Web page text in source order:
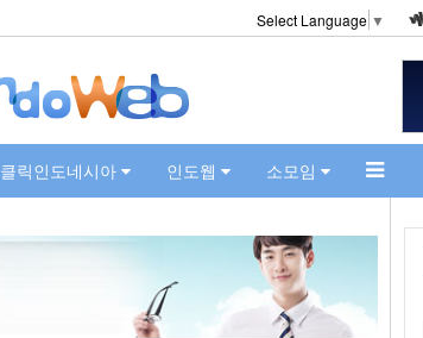
Select Language ▼
클릭인도네시아 인도웹 소모임